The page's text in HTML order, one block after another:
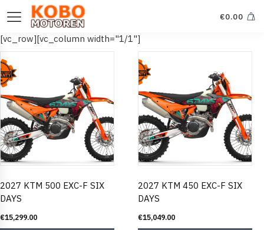
€0.00
[vc_row][vc_column width="1/1"]
2027 KTM 500 EXC-F SIX
DAYS
€15,299.00
2027 KTM 450 EXC-F SIX
DAYS
€15,049.00